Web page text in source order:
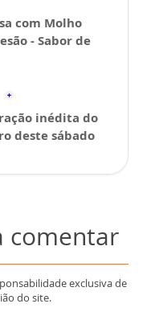
com Molho
- Sabor de
inédita do
deste sábado
comentar
exclusiva de
do site.